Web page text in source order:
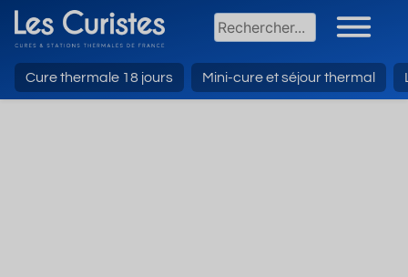
Cure thermale 18 jours Mini-cure et séjour thermal